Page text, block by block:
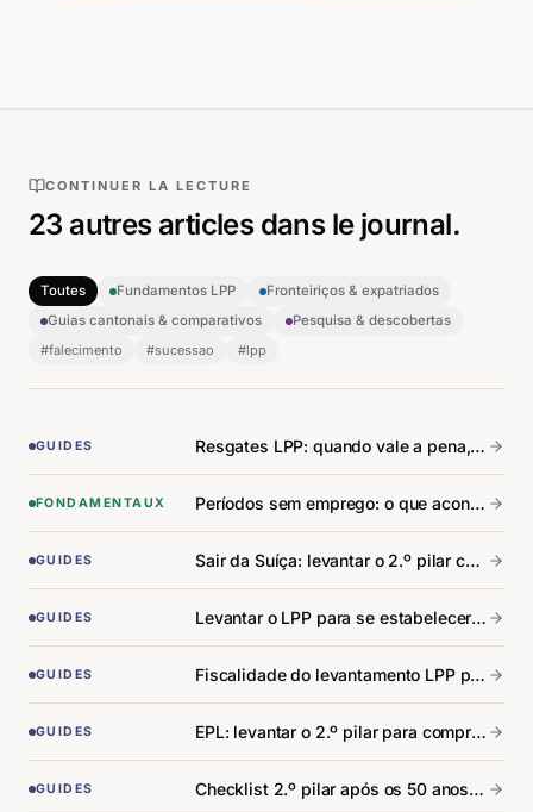
CONTINUER LA LECTURE
23 autres articlesdans le journal.
Toutes Fundamentos LPP
Fronteiriços & expatriados
Guias cantonais & comparativos
Pesquisa & descobertas
#falecimento #sucessao #lpp
GUIDES Resgates LPP: quando vale a pena, quando é armadilha.
FONDAMENTAUX Períodos sem emprego: o que acontece ao seu 2.º pilar.
GUIDES Sair da Suíça: levantar o 2.º pilar consoante o país de destino.
GUIDES Levantar o LPP para se estabelecer por conta própria: condições e procedimento.
GUIDES Fiscalidade do levantamento LPP por cantão: o mapa das diferenças.
GUIDES EPL: levantar o 2.º pilar para comprar a residência principal.
GUIDES Checklist 2.º pilar após os 50 anos: 6 ações para preparar a reforma.